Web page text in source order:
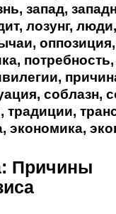
, запад,
, лозунг, люди
, оппозиция
, потребность,
,
, соблазн,
, традиции,
, экономика,
Причины